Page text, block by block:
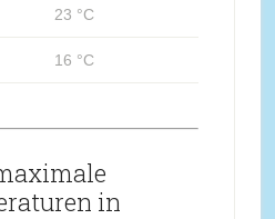
23 °C
16 °C
in